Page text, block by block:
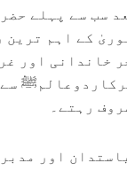
سب سے پہلے
کے اہم ترین
خاندانی اور
رہتے۔
اور